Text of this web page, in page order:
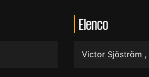
Elenco
Victor Sjöström ,